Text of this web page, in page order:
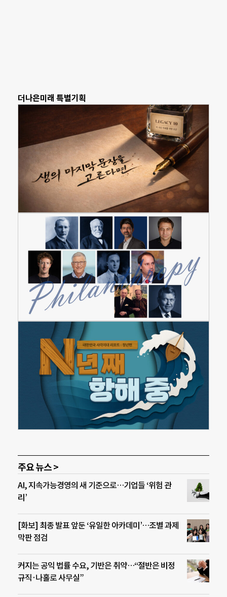
더나은미래 특별기획
주요 뉴스 >
AI, 지속가능경영의 새 기준으로…기업들 ‘위험 관
리’
[화보] 최종 발표 앞둔 ‘유일한 아카데미’…조별 과제
막판 점검
커지는 공익 법률 수요, 기반은 취약…“절반은 비정
규직·나홀로 사무실”